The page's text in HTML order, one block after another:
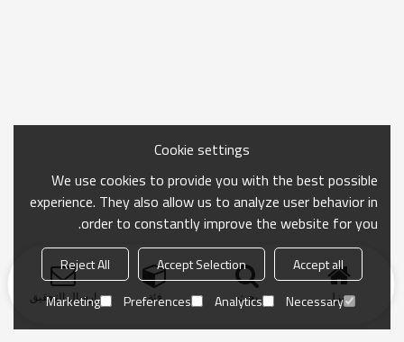
منزل بحث فئة ارسال التحقيق
Cookie settings
We use cookies to provide you with the best possible
experience. They also allow us to analyze user behavior in
order to constantly improve the website for you.
Accept all
Accept Selection
Reject All
Necessary
Analytics
Preferences
Marketing